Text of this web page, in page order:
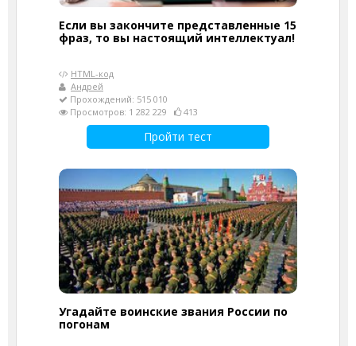
Если вы закончите представленные 15
фраз, то вы настоящий интеллектуал!
HTML-код
Андрей
Прохождений: 515 010
Просмотров: 1 282 229
413
Пройти тест
Угадайте воинские звания России по
погонам